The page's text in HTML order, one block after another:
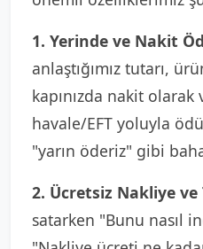
1. Yerinde ve Nakit
anlaştığımız tutarı,
kapınızda nakit olarak
havale/EFT yoluyla
"yarın öderiz" gibi
2. Ücretsiz Nakliye ve
satarken "Bunu nasıl